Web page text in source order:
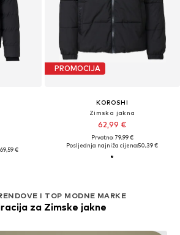
69,59 €
PROMOCIJA
KOROSHI
Zimska jakna
62,99 €
Prvotno: 79,99 €
Posljednja najniža cijena:50,39 €
I TOP MODNE MARKE
za Zimske jakne